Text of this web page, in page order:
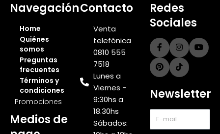
Navegación
Home
Quiénes
somos
Preguntas
frecuentes
Términos y
condiciones
Promociones
Medios de
Contacto
Venta
telefónica
0810 555
7518
Lunes a
Viernes -
9:30hs a
18.30hs
Sábados:
Redes
Sociales
Newsletter